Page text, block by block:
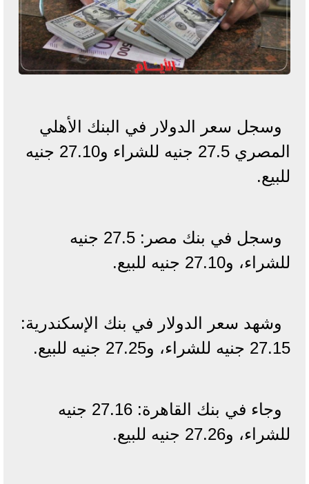
وسجل سعر الدولار في البنك الأهلي
المصري 27.5 جنيه للشراء و27.10 جنيه
للبيع.
وسجل في بنك مصر: 27.5 جنيه
للشراء، و27.10 جنيه للبيع.
وشهد سعر الدولار في بنك الإسكندرية:
27.15 جنيه للشراء، و27.25 جنيه للبيع.
وجاء في بنك القاهرة: 27.16 جنيه
للشراء، و27.26 جنيه للبيع.